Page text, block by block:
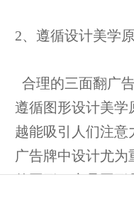
2、遵循设计美学
合理的三面翻广
遵循图形设计美学
越能吸引人们注意
广告牌中设计尤为